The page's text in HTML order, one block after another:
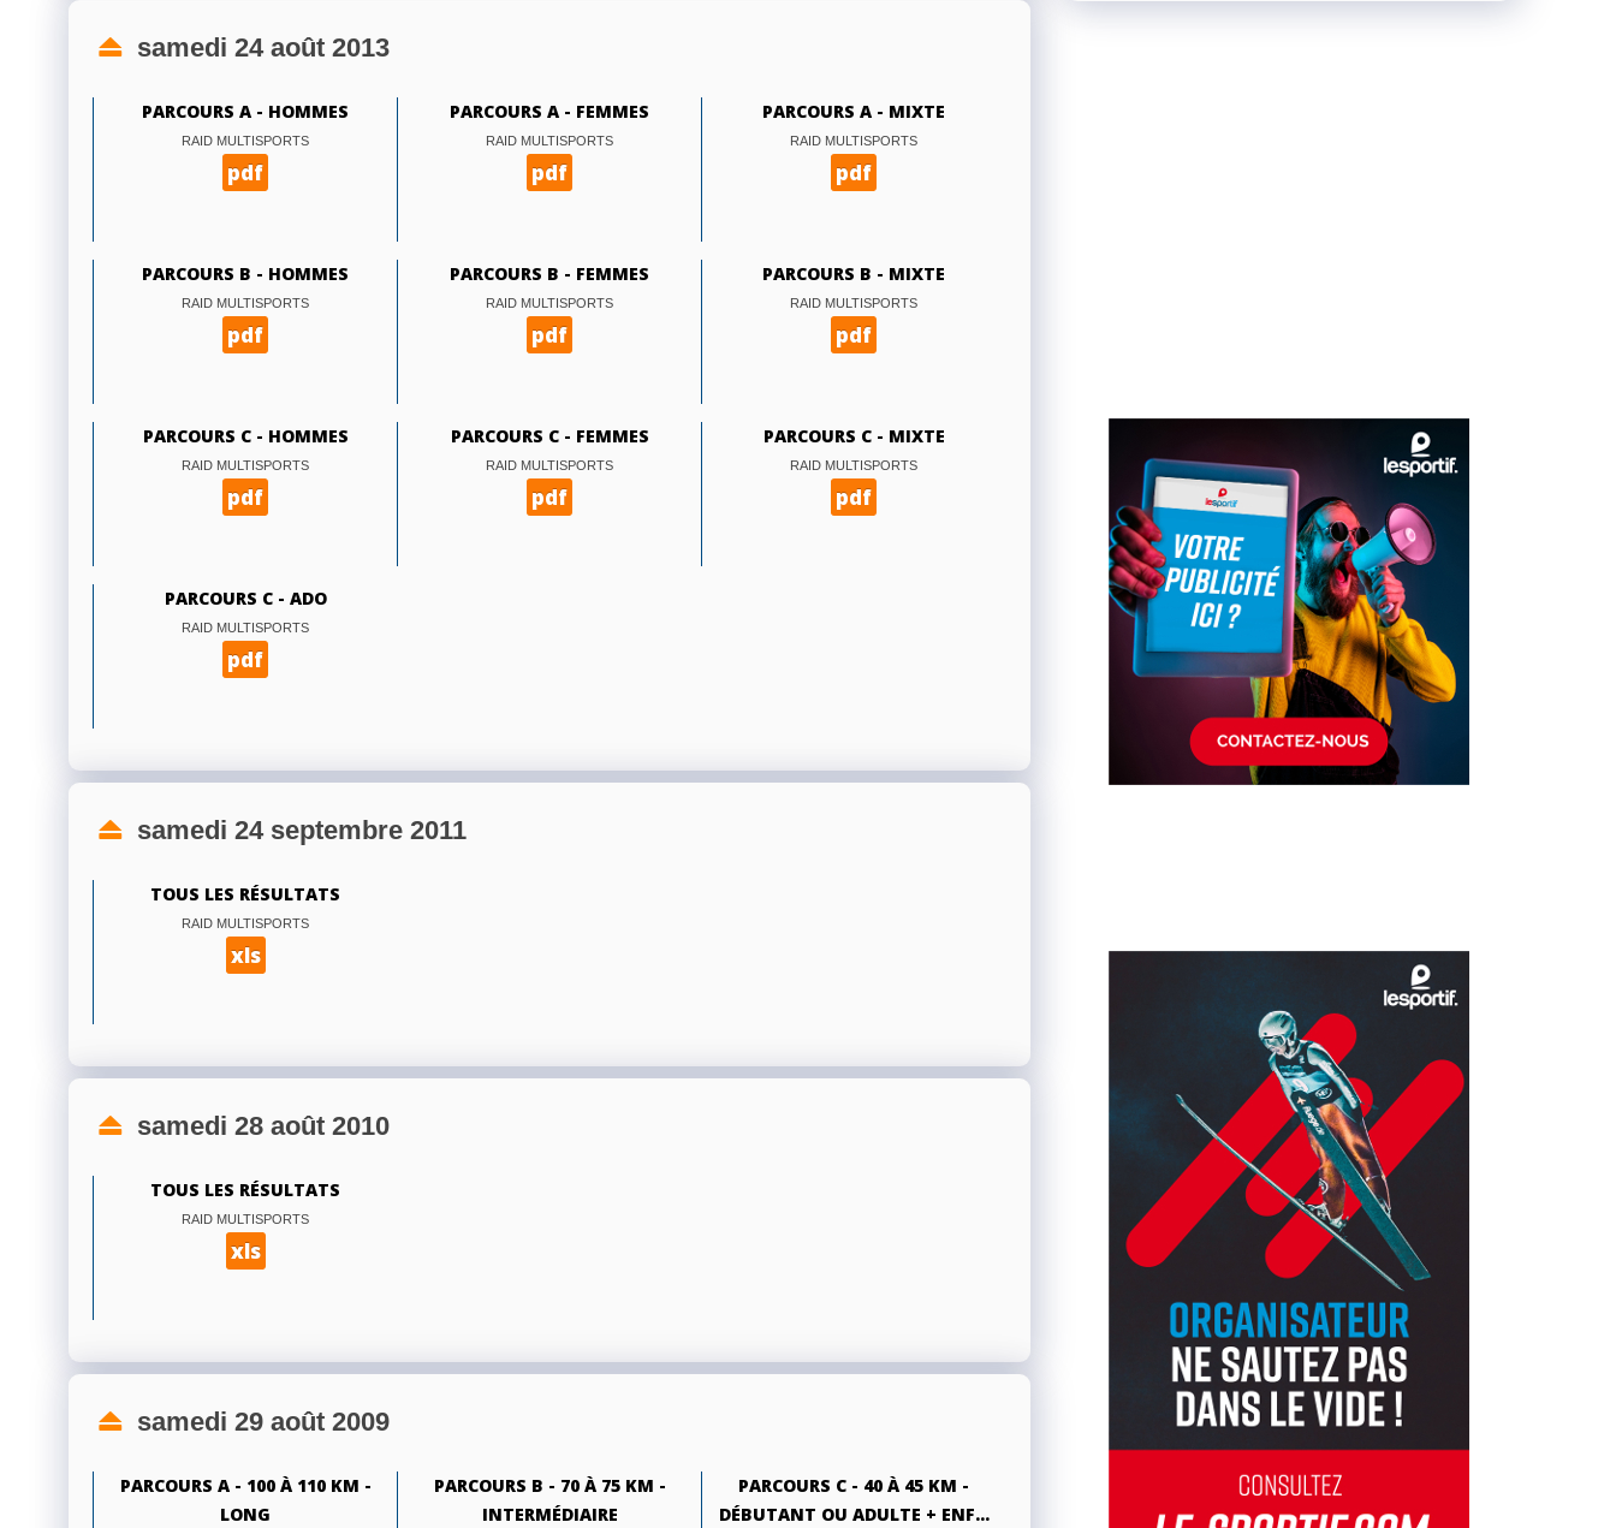
samedi 24 août 2013
PARCOURS A - HOMMES
RAID MULTISPORTS
pdf
PARCOURS A - FEMMES
RAID MULTISPORTS
pdf
PARCOURS A - MIXTE
RAID MULTISPORTS
pdf
PARCOURS B - HOMMES
RAID MULTISPORTS
pdf
PARCOURS B - FEMMES
RAID MULTISPORTS
pdf
PARCOURS B - MIXTE
RAID MULTISPORTS
pdf
PARCOURS C - HOMMES
RAID MULTISPORTS
pdf
PARCOURS C - FEMMES
RAID MULTISPORTS
pdf
PARCOURS C - MIXTE
RAID MULTISPORTS
pdf
PARCOURS C - ADO
RAID MULTISPORTS
pdf
samedi 24 septembre 2011
TOUS LES RÉSULTATS
RAID MULTISPORTS
xls
samedi 28 août 2010
TOUS LES RÉSULTATS
RAID MULTISPORTS
xls
samedi 29 août 2009
PARCOURS A - 100 À 110 KM -
LONG
PARCOURS B - 70 À 75 KM -
INTERMÉDIAIRE
PARCOURS C - 40 À 45 KM -
DÉBUTANT OU ADULTE + ENF...